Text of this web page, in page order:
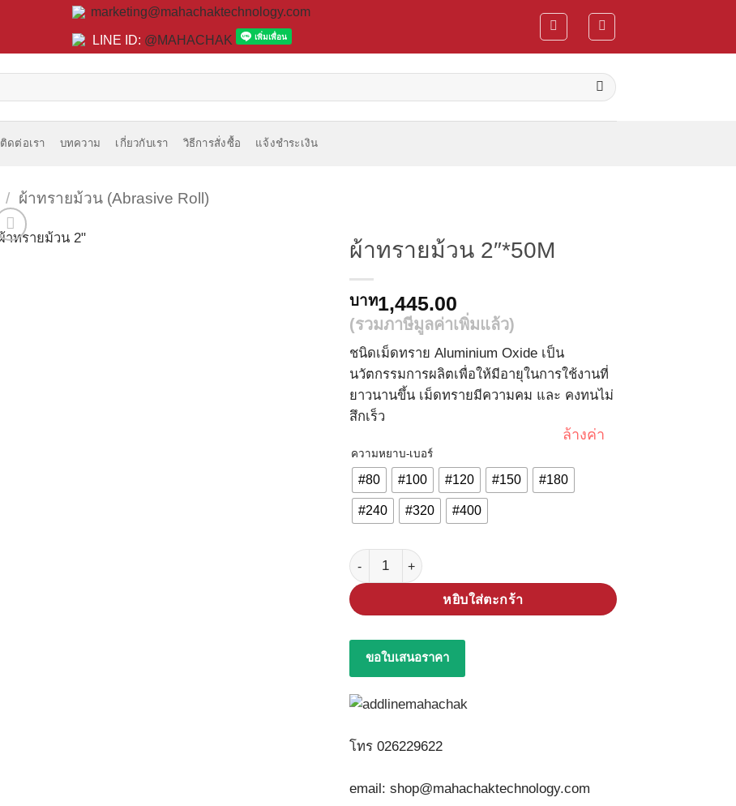
marketing@mahachaktechnology.com
LINE ID: @MAHACHAK
ติดต่อเรา บทความ เกี่ยวกับเรา วิธีการสั่งซื้อ แจ้งชำระเงิน
/ ผ้าทรายม้วน (Abrasive Roll)
ผ้าทรายม้วน 2″*50M
บาท1,445.00
(รวมภาษีมูลค่าเพิ่มแล้ว)
ชนิดเม็ดทราย Aluminium Oxide เป็น
นวัตกรรมการผลิตเพื่อให้มีอายุในการใช้งานที่
ยาวนานขึ้น เม็ดทรายมีความคม และ คงทนไม่
สึกเร็ว
ความหยาบ-เบอร์
#80 #100 #120 #150 #180
#240 #320 #400
ล้างค่า
จำนวน ผ้าทรายม้วน 2"*50M ชิ้น
หยิบใส่ตะกร้า
ขอใบเสนอราคา
โทร 026229622
email: shop@mahachaktechnology.com